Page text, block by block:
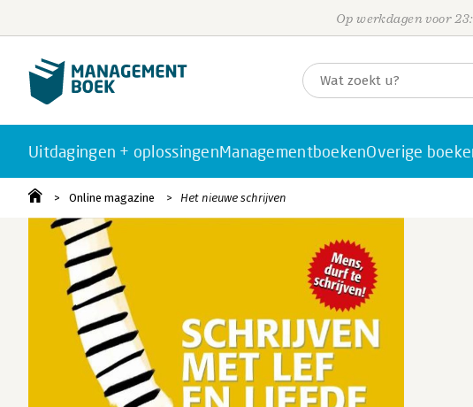
Op werkdagen voor
Uitdagingen + oplossingenManagementboekenOverige
Online magazine Het nieuwe schrijven